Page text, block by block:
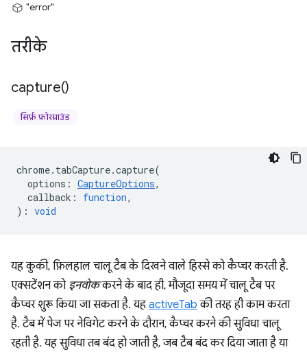
"error"
तरीके
capture()
सिर्फ़ फ़ोरग्राउंड
chrome. tabCapture.capture(
options : CaptureOptions,
callback : function,
) : void
यह कुकी, फ़िलहाल चालू टैब के दिखने वाले हिस्से को कैप्चर करती है.
एक्सटेंशन को इनवोककरने के बाद ही, मौजूदा समय में चालू टैब पर
कैप्चर शुरू किया जा सकता है. यह activeTab की तरह ही काम करता
है. टैब में पेज पर नेविगेट करने के दौरान, कैप्चर करने की सुविधा चालू
रहती है. यह सुविधा तब बंद हो जाती है, जब टैब बंद कर दिया जाता है या